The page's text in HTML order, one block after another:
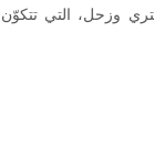
وزحل، التي